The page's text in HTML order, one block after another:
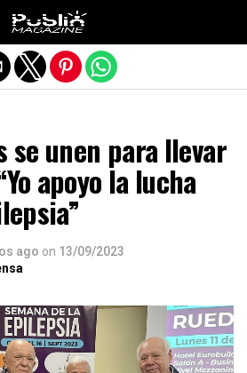
se unen para llevar
apoyo la lucha
ago on 13/09/2023
de la versión móvil